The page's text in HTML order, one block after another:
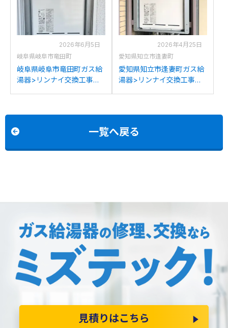
換
2026年6月5日
岐阜県岐阜市竜田町
岐阜県岐阜市竜田町ガス給
湯器>リンナイ交換工事施
2026年4月25日
愛知県知立市逢妻町
愛知県知立市逢妻町ガス給
湯器>リンナイ交換工事施
一覧へ戻る
見積りはこちら